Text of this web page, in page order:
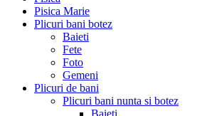
Pisica Marie
Plicuri bani botez
Baieti
Fete
Foto
Gemeni
Plicuri de bani
Plicuri bani nunta si botez
Baieti